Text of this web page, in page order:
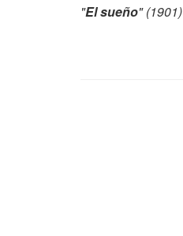
"El sueño" (1901)